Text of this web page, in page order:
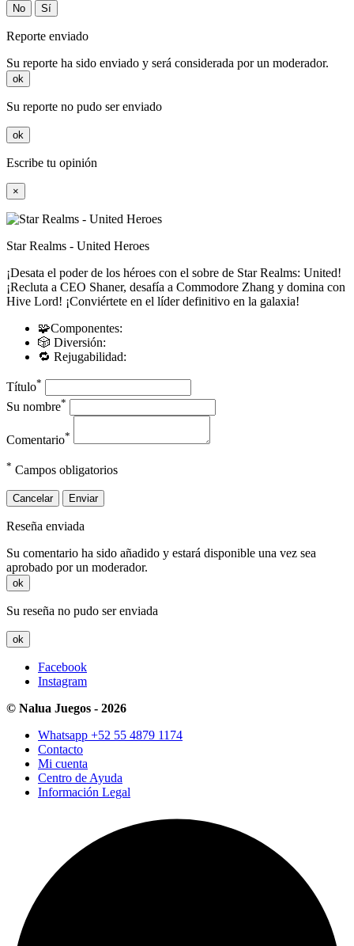
No Sí
Reporte enviado
Su reporte ha sido enviado y será considerada por un moderador.
ok
Su reporte no pudo ser enviado
ok
Escribe tu opinión
×
Star Realms - United Heroes
¡Desata el poder de los héroes con el sobre de Star Realms: United!
¡Recluta a CEO Shaner, desafía a Commodore Zhang y domina con
Hive Lord! ¡Conviértete en el líder definitivo en la galaxia!
🧩Componentes:
🎲 Diversión:
🔁 Rejugabilidad:
Título*
Su nombre*
Comentario*
* Campos obligatorios
Cancelar Enviar
Reseña enviada
Su comentario ha sido añadido y estará disponible una vez sea
aprobado por un moderador.
ok
Su reseña no pudo ser enviada
ok
Facebook
Instagram
© Nalua Juegos - 2026
Whatsapp +52 55 4879 1174
Contacto
Mi cuenta
Centro de Ayuda
Información Legal